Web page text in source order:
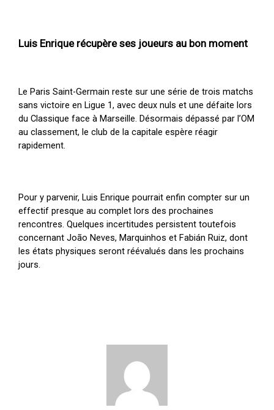
Luis Enrique récupère ses joueurs au bon moment
Le Paris Saint-Germain reste sur une série de trois matchs
sans victoire en Ligue 1, avec deux nuls et une défaite lors
du Classique face à Marseille. Désormais dépassé par l’OM
au classement, le club de la capitale espère réagir
rapidement.
Pour y parvenir, Luis Enrique pourrait enfin compter sur un
effectif presque au complet lors des prochaines
rencontres. Quelques incertitudes persistent toutefois
concernant João Neves, Marquinhos et Fabián Ruiz, dont
les états physiques seront réévalués dans les prochains
jours.